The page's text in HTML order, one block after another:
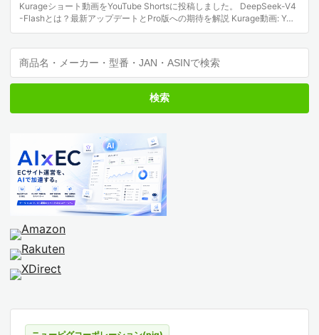
Kurageショート動画をYouTube Shortsに投稿しました。 DeepSeek-V4
-Flashとは？最新アップデートとPro版への期待を解説 Kurage動画: Y…
検索